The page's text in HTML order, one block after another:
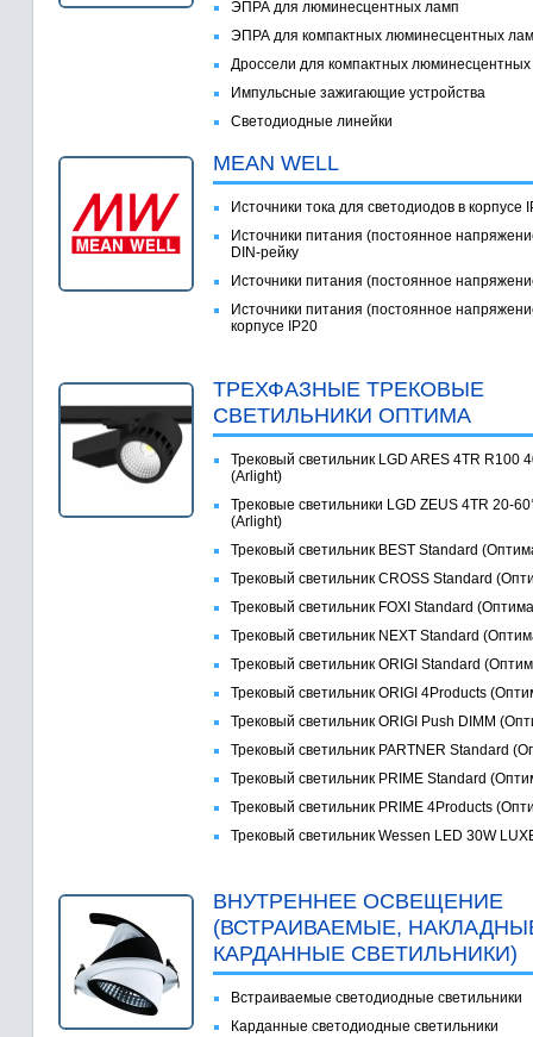
ЭПРА для люминесцентных ламп
ЭПРА для компактных люминесцентных
Дроссели для компактных
Импульсные зажигающие устройства
Светодиодные линейки
MEAN WELL
Источники тока для светодиодов в корпусе
Источники питания (постоянное
DIN-рейку
Источники питания (постоянное
Источники питания (постоянное
корпусе IP20
ТРЕХФАЗНЫЕ ТРЕКОВЫЕ
СВЕТИЛЬНИКИ ОПТИМА
Трековый светильник LGD ARES 4TR R100
(Arlight)
Трековые светильники LGD ZEUS 4TR 20-
(Arlight)
Трековый светильник BEST Standard
Трековый светильник CROSS Standard
Трековый светильник FOXI Standard
Трековый светильник NEXT Standard
Трековый светильник ORIGI Standard
Трековый светильник ORIGI 4Products
Трековый светильник ORIGI Push DIMM
Трековый светильник PARTNER Standard
Трековый светильник PRIME Standard
Трековый светильник PRIME 4Products
Трековый светильник Wessen LED 30W
ВНУТРЕННЕЕ ОСВЕЩЕНИЕ
(ВСТРАИВАЕМЫЕ,
КАРДАННЫЕ СВЕТИЛЬНИКИ)
Встраиваемые светодиодные светильники
Карданные светодиодные светильники